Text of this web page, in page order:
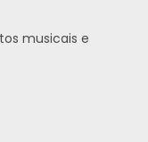
musicais e